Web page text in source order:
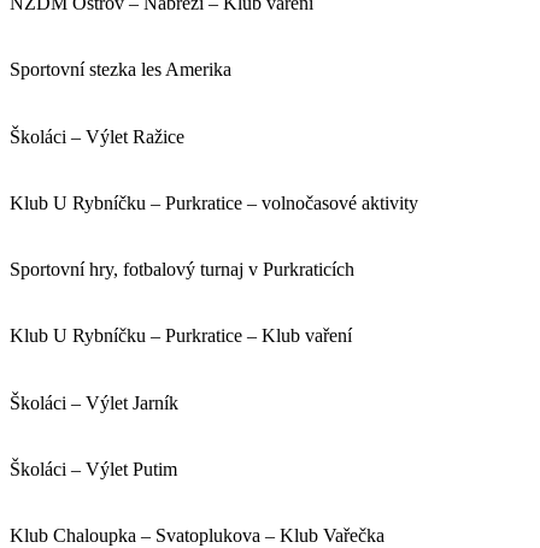
Sportovní stezka les Amerika
Školáci – Výlet Ražice
Klub U Rybníčku – Purkratice – volnočasové aktivity
Sportovní hry, fotbalový turnaj v Purkraticích
Klub U Rybníčku – Purkratice – Klub vaření
Školáci – Výlet Jarník
Školáci – Výlet Putim
Klub Chaloupka – Svatoplukova – Klub Vařečka